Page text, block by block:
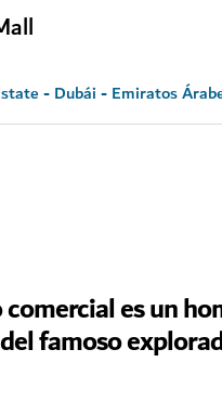
- Dubái - Emiratos
es un
famoso